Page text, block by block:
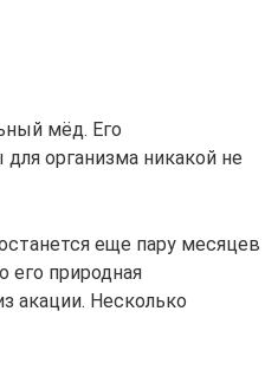
мёд. Его
организма никакой не
еще пару месяцев
его природная
акации. Несколько